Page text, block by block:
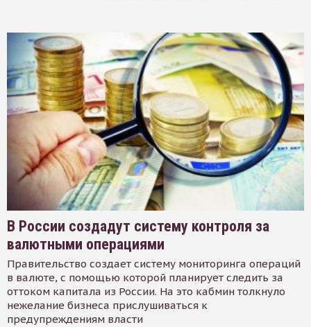
В России создадут систему контроля за
валютными операциями
Правительство создает систему мониторинга операций
в валюте, с помощью которой планирует следить за
оттоком капитала из России. На это кабмин толкнуло
нежелание бизнеса прислушиваться к
предупреждениям власти